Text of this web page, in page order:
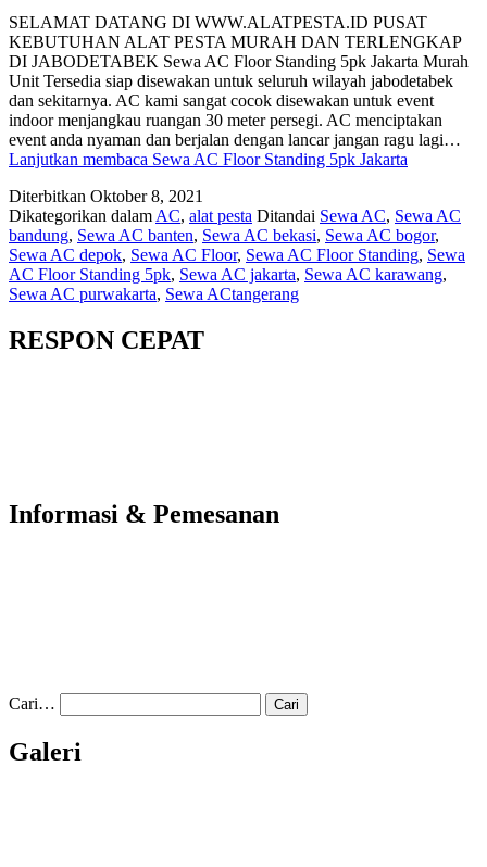
SELAMAT DATANG DI WWW.ALATPESTA.ID PUSAT
KEBUTUHAN ALAT PESTA MURAH DAN TERLENGKAP
DI JABODETABEK Sewa AC Floor Standing 5pk Jakarta Murah
Unit Tersedia siap disewakan untuk seluruh wilayah jabodetabek
dan sekitarnya. AC kami sangat cocok disewakan untuk event
indoor menjangkau ruangan 30 meter persegi. AC menciptakan
event anda nyaman dan berjalan dengan lancar jangan ragu lagi…
Lanjutkan membaca Sewa AC Floor Standing 5pk Jakarta
Diterbitkan Oktober 8, 2021
Dikategorikan dalam AC, alat pesta Ditandai Sewa AC, Sewa AC
bandung, Sewa AC banten, Sewa AC bekasi, Sewa AC bogor,
Sewa AC depok, Sewa AC Floor, Sewa AC Floor Standing, Sewa
AC Floor Standing 5pk, Sewa AC jakarta, Sewa AC karawang,
Sewa AC purwakarta, Sewa ACtangerang
RESPON CEPAT
Informasi & Pemesanan
Cari…
Galeri